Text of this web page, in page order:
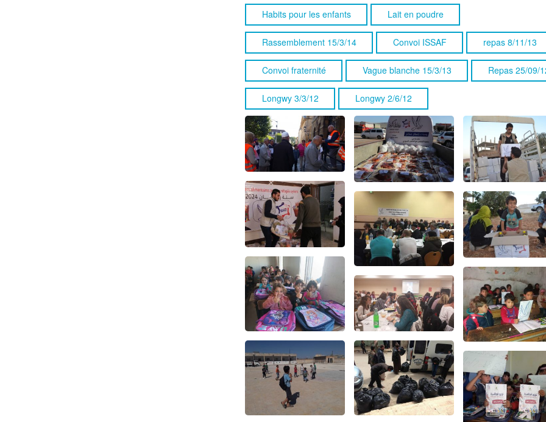
Habits pour les enfants Lait en poudre
Rassemblement 15/3/14 Convoi ISSAF repas 8/11/13
Convoi fraternité Vague blanche 15/3/13 Repas 25/09/
Longwy 3/3/12 Longwy 2/6/12